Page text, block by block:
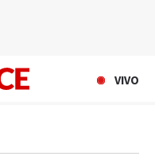
VIVO